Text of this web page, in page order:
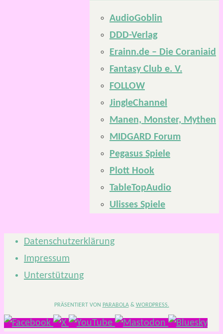
AudioGoblin
DDD-Verlag
Erainn.de – Die Coraniaid
Fantasy Club e. V.
FOLLOW
JingleChannel
Manen, Monster, Mythen
MIDGARD Forum
Pegasus Spiele
Plott Hook
TableTopAudio
Ulisses Spiele
Datenschutzerklärung
Impressum
Unterstützung
PRÄSENTIERT VON PARABOLA& WORDPRESS.